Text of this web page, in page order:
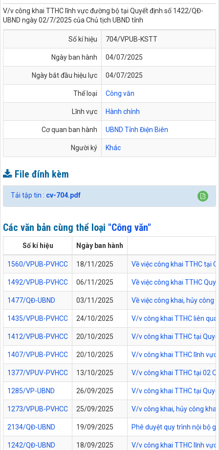
V/v công khai TTHC lĩnh vực đường bộ tại Quyết định số 1422/QĐ-
UBND ngày 02/7/2025 của Chủ tịch UBND tỉnh
Số kí hiệu 704/VPUB-KSTT
Ngày ban hành 04/07/2025
Ngày bắt đầu hiệu lực 04/07/2025
Thể loại Công văn
Lĩnh vực Hành chính
Cơ quan ban hành UBND Tỉnh Điện Biên
Người ký Khác
File đính kèm
Tải tập tin : cv-704.pdf
Các văn bản cùng thể loại "Công văn"
Số kí hiệu Ngày ban hành
1560/VPUB-PVHCC 18/11/2025 Về việc công khai TTHC tại
1492/VPUB-PVHCC 06/11/2025 Về việc công khai TTHC
1477/QĐ-UBND 03/11/2025 Về việc công khai, hủy công
1435/VPUB-PVHCC 24/10/2025 V/v công khai TTHC liên
1412/VPUB-PVHCC 20/10/2025 V/v công khai TTHC tại
1407/VPUB-PVHCC 20/10/2025 V/v công khai TTHC lĩnh
1377/VPUV-PVHCC 13/10/2025 V/v công khai TTHC tại 02
1285/VP-UBND 26/09/2025 V/v công khai TTHC tại
1273/VPUB-PVHCC 25/09/2025 V/v công khai, hủy công
2134/QĐ-UBND 19/09/2025 Phê duyệt quy trình nội bộ
1242/QĐ-UBND 18/09/2025 V/v công khai TTHC lĩnh